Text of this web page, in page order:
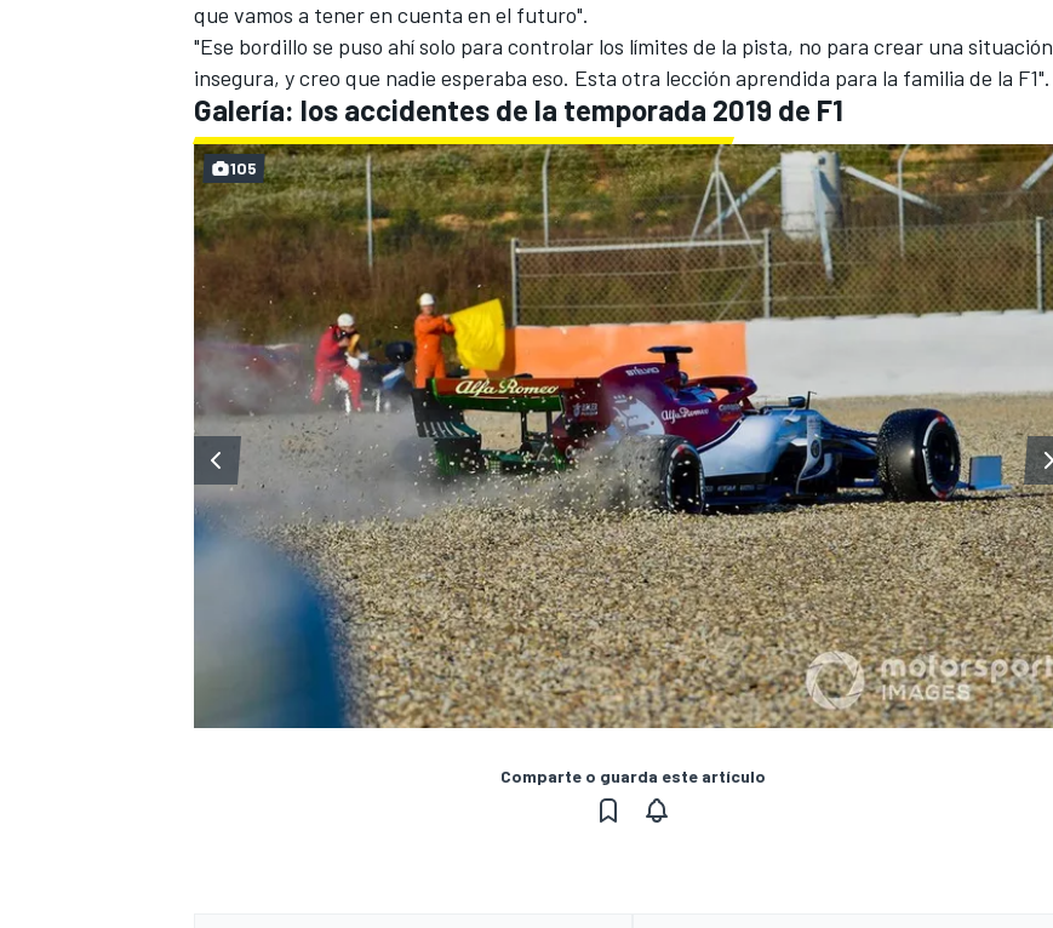
que vamos a tener en cuenta en el futuro".
"Ese bordillo se puso ahí solo para controlar los límites de la pista, no para crear una situación
insegura, y creo que nadie esperaba eso. Esta otra lección aprendida para la familia de la F1".
Galería: los accidentes de la temporada 2019 de F1
105
Comparte o guarda este artículo